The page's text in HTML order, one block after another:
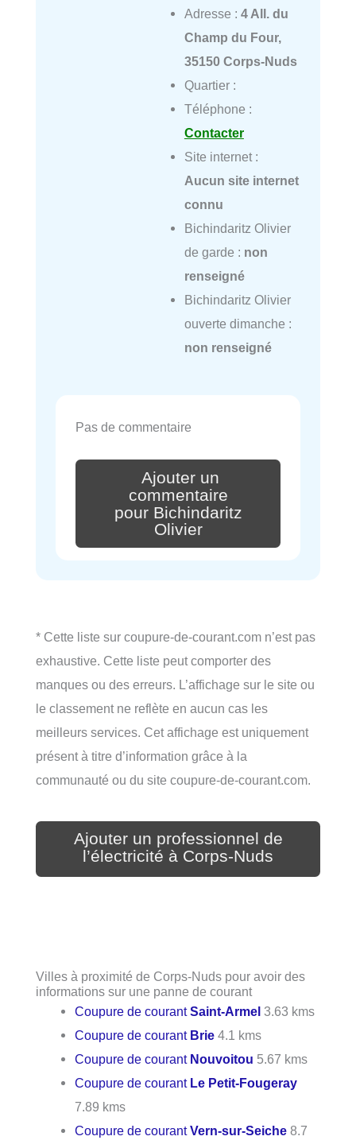
Adresse : 4 All. du
Champ du Four,
35150 Corps-Nuds
Quartier :
Téléphone :
Contacter
Site internet :
Aucun site internet
connu
Bichindaritz Olivier
de garde : non
renseigné
Bichindaritz Olivier
ouverte dimanche :
non renseigné
Pas de commentaire
Ajouter un
commentaire
pour Bichindaritz
Olivier
* Cette liste sur coupure-de-courant.com n’est pas
exhaustive. Cette liste peut comporter des
manques ou des erreurs. L’affichage sur le site ou
le classement ne reflète en aucun cas les
meilleurs services. Cet affichage est uniquement
présent à titre d’information grâce à la
communauté ou du site coupure-de-courant.com.
Ajouter un professionnel de
l’électricité à Corps-Nuds
Villes à proximité de Corps-Nuds pour avoir des
informations sur une panne de courant
Coupure de courantSaint-Armel 3.63 kms
Coupure de courant Brie 4.1 kms
Coupure de courant Nouvoitou 5.67 kms
Coupure de courant Le Petit-Fougeray
7.89 kms
Coupure de courantVern-sur-Seiche 8.7